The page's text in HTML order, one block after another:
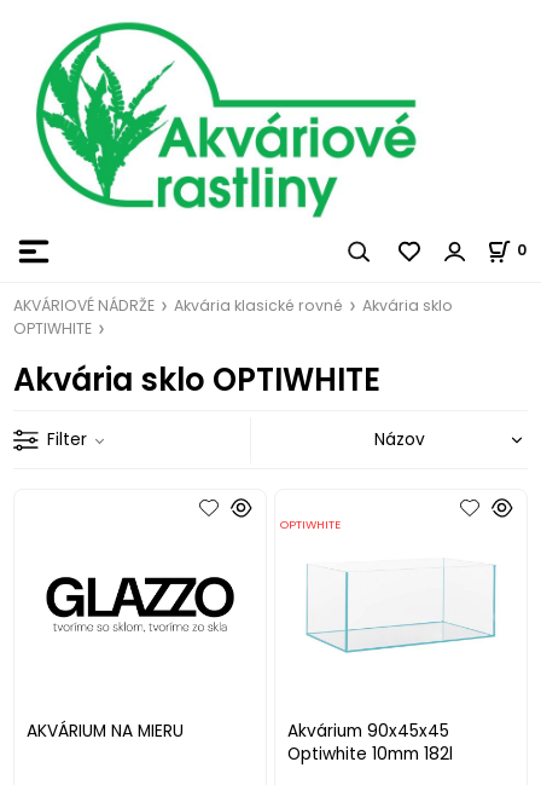
0
AKVÁRIOVÉ NÁDRŽE Akvária klasické rovné
Akvária sklo
OPTIWHITE
Akvária sklo OPTIWHITE
Filter
AKVÁRIUM NA MIERU
Akvárium 90x45x45
Optiwhite 10mm 182l
OPTIWHITE